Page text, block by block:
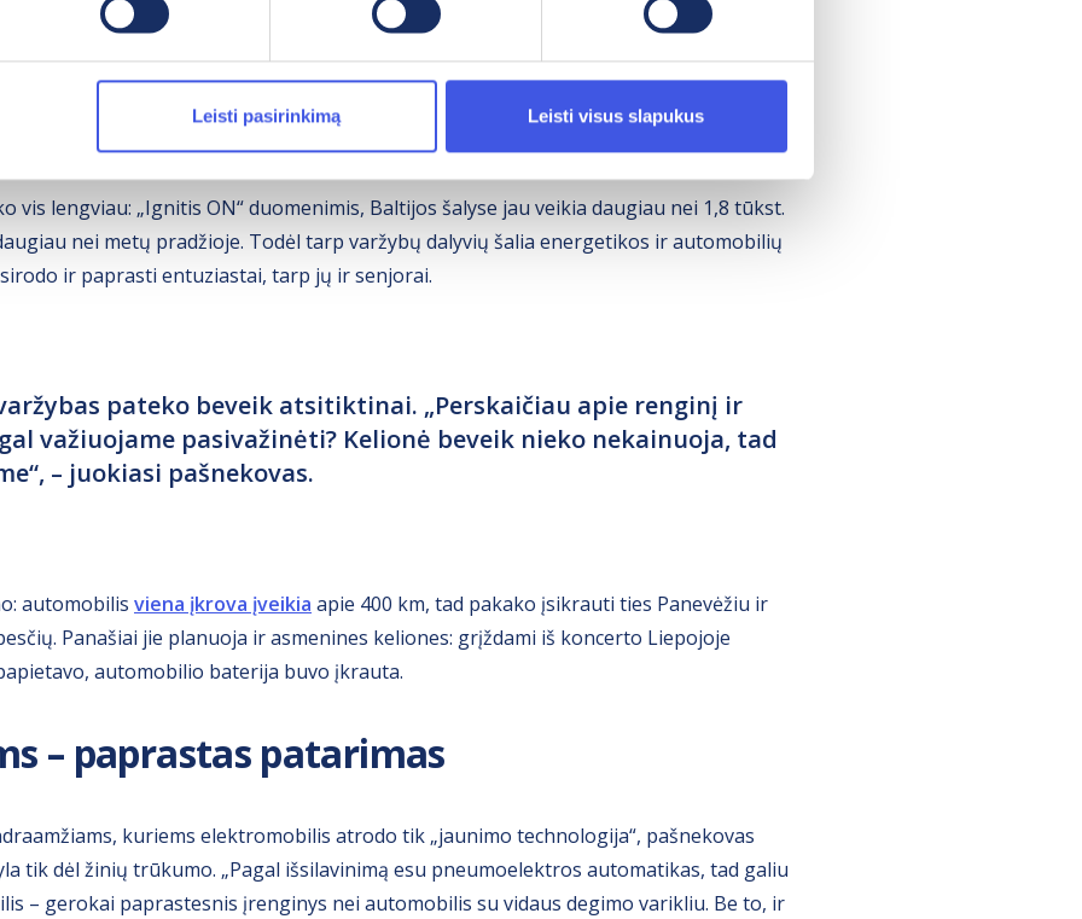
Leisti pasirinkimą Leisti visus slapukus
surengtos „Ignitis ON“ elektromobilių varžybos šiemet dalyviams metė
o praktinis išbandymas: šimtai kilometrų per tris šalis parodo, kaip elektromobiliai
vis lengviau: „Ignitis ON“ duomenimis, Baltijos šalyse jau veikia daugiau nei 1,8 tūkst.
nei metų pradžioje. Todėl tarp varžybų dalyvių šalia energetikos ir automobilių
ir paprasti entuziastai, tarp jų ir senjorai.
pateko beveik atsitiktinai. „Perskaičiau apie renginį ir
važiuojame pasivažinėti? Kelionė beveik nieko nekainuoja, tad
– juokiasi pašnekovas.
automobilis viena įkrova įveikia apie 400 km, tad pakako įsikrauti ties Panevėžiu ir
Panašiai jie planuoja ir asmenines keliones: grįždami iš koncerto Liepojoje
automobilio baterija buvo įkrauta.
– paprastas patarimas
kuriems elektromobilis atrodo tik „jaunimo technologija“, pašnekovas
tik dėl žinių trūkumo. „Pagal išsilavinimą esu pneumoelektros automatikas, tad galiu
– gerokai paprastesnis įrenginys nei automobilis su vidaus degimo varikliu. Be to, ir